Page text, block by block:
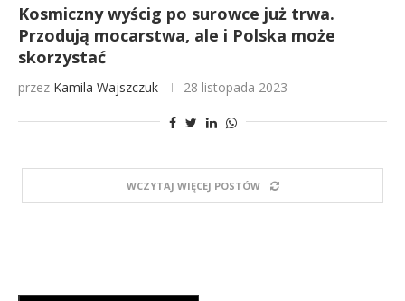
Kosmiczny wyścig po surowce już trwa.
Przodują mocarstwa, ale i Polska może
skorzystać
przez Kamila Wajszczuk 28 listopada 2023
WCZYTAJ WIĘCEJ POSTÓW